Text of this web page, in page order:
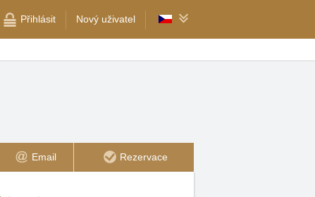
Přihlásit Nový uživatel
Email Rezervace